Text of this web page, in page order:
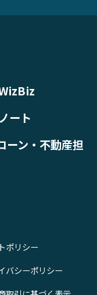
ート
ン・不動産担
ポリシー
バシーポリシー